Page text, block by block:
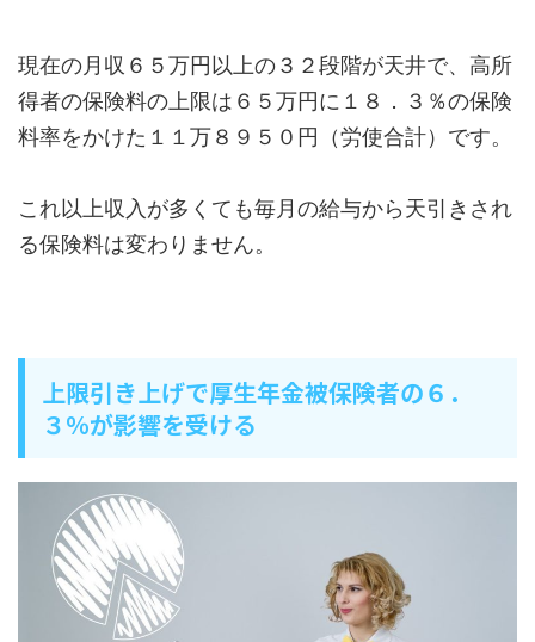
現在の月収６５万円以上の３２段階が天井で、高所
得者の保険料の上限は６５万円に１８．３％の保険
料率をかけた１１万８９５０円（労使合計）です。
これ以上収入が多くても毎月の給与から天引きされ
る保険料は変わりません。
上限引き上げで厚生年金被保険者の６．
３％が影響を受ける